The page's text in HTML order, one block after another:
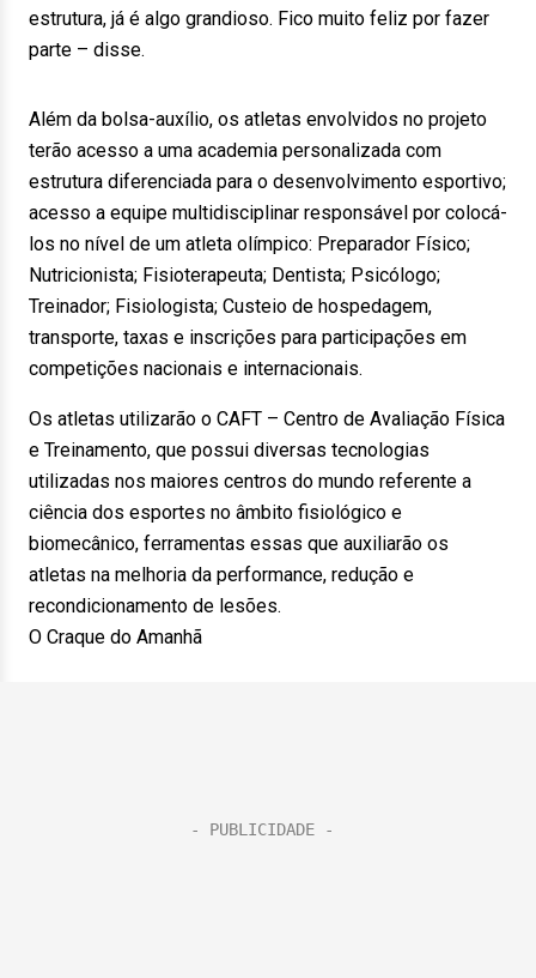
estrutura, já é algo grandioso. Fico muito feliz por fazer
parte – disse.
Além da bolsa-auxílio, os atletas envolvidos no projeto
terão acesso a uma academia personalizada com
estrutura diferenciada para o desenvolvimento esportivo;
acesso a equipe multidisciplinar responsável por colocá-
los no nível de um atleta olímpico: Preparador Físico;
Nutricionista; Fisioterapeuta; Dentista; Psicólogo;
Treinador; Fisiologista; Custeio de hospedagem,
transporte, taxas e inscrições para participações em
competições nacionais e internacionais.
Os atletas utilizarão o CAFT – Centro de Avaliação Física
e Treinamento, que possui diversas tecnologias
utilizadas nos maiores centros do mundo referente a
ciência dos esportes no âmbito fisiológico e
biomecânico, ferramentas essas que auxiliarão os
atletas na melhoria da performance, redução e
recondicionamento de lesões.
O Craque do Amanhã